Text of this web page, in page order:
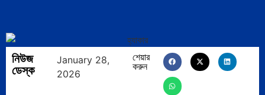
নিউজ
ডেস্ক
January 28,
2026
শেয়ার
করুন